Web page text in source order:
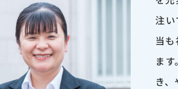
注
当
ま
き